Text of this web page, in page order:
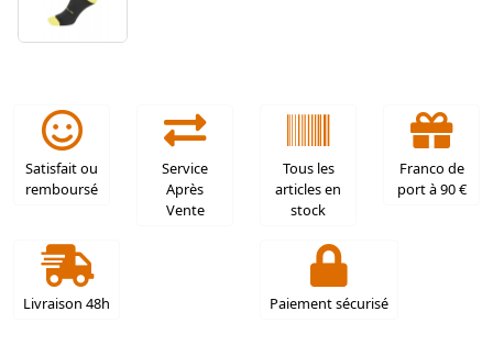
Satisfait ou
remboursé
Service
Après
Vente
Tous les
articles en
stock
Franco de
port à 90 €
Livraison 48h Paiement sécurisé